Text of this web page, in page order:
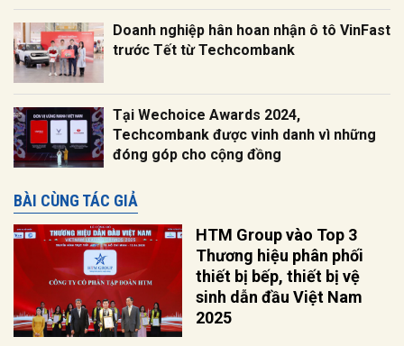
Doanh nghiệp hân hoan nhận ô tô VinFast
trước Tết từ Techcombank
Tại Wechoice Awards 2024,
Techcombank được vinh danh vì những
đóng góp cho cộng đồng
BÀI CÙNG TÁC GIẢ
HTM Group vào Top 3
Thương hiệu phân phối
thiết bị bếp, thiết bị vệ
sinh dẫn đầu Việt Nam
2025